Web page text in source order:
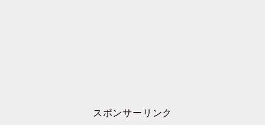
スポンサーリンク